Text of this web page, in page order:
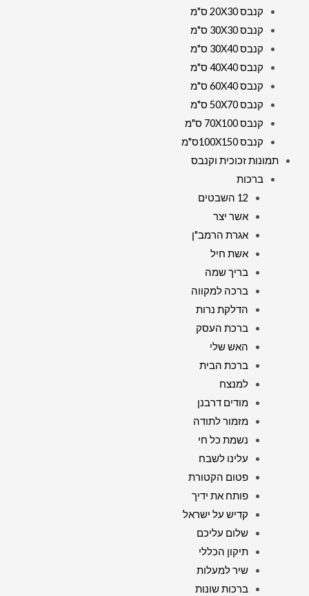
קנבס 20X30 ס"מ
קנבס 30X30 ס"מ
קנבס 30X40 ס"מ
קנבס 40X40 ס"מ
קנבס 60X40 ס"מ
קנבס 50X70 ס"מ
קנבס 70X100 ס"מ
קנבס 100X150ס"מ
תמונות זכוכית וקנבס
ברכות
12 השבטים
אשר יצר
אגרת הרמב"ן
אשת חיל
בריך שמה
ברכה למקווה
הדלקת נרות
ברכת העסק
האש שלי
ברכת הבית
למנצח
מודים דרבנן
מזמור לתודה
נשמת כל חי
עלינו לשבח
פטום הקטורת
פותח את ידיך
קדיש על ישראל
שלום עליכם
תיקון הכללי
שיר למעלות
ברכות שונות